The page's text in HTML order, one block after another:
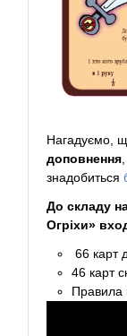
Нагадуємо,
доповнення,
знадобиться
До складу
Огріхи»
66 карт
46 карт
Правила